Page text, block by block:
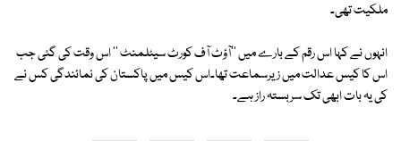
ملکیت تھی۔
انہوں نے کہا اس رقم کے بارے میں ''آؤٹ آف کورٹ سیٹلمنٹ '' اس وقت کی گئی جب
اس کا کیس عدالت میں زیرسماعت تھا۔اس کیس میں پاکستان کی نمائندگی کس نے
کی یہ بات ابھی تک سربستہ راز ہے۔